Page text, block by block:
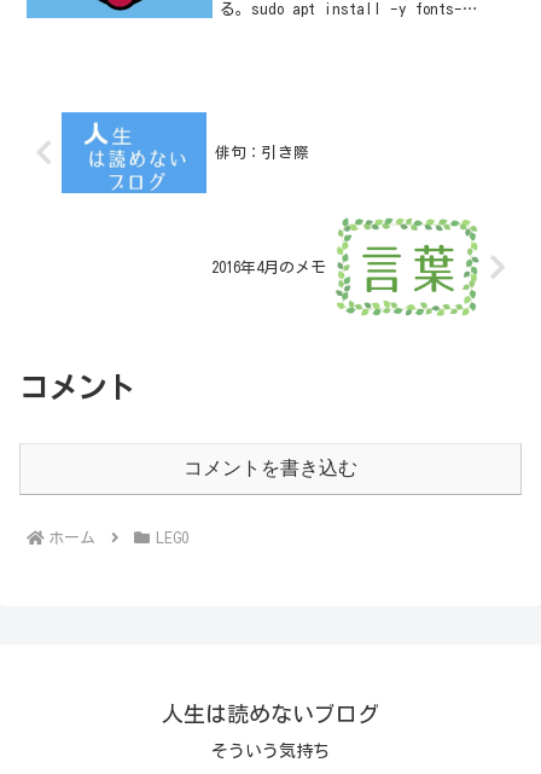
る。sudo apt install -y fonts-
俳句：引き際
2016年4月のメモ
コメント
コメントを書き込む
ホーム LEGO
人生は読めないブログ
そういう気持ち